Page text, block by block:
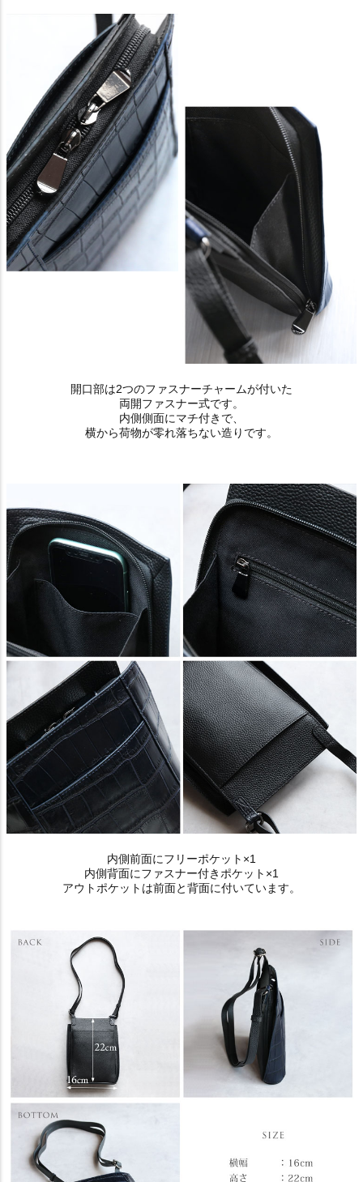
開口部は2つのファスナーチャームが付いた
両開ファスナー式です。
内側側面にマチ付きで、
横から荷物が零れ落ちない造りです。
内側前面にフリーポケット×1
内側背面にファスナー付きポケット×1
アウトポケットは前面と背面に付いています。